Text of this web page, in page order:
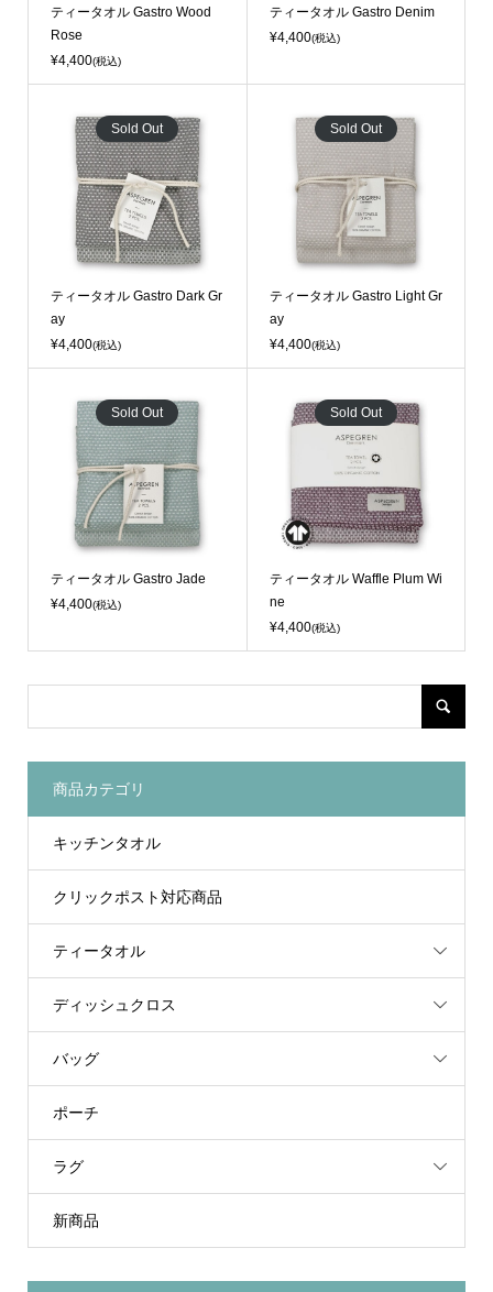
ティータオル Gastro Wood
Rose
¥4,400(税込)
ティータオル Gastro Denim
¥4,400(税込)
Sold Out
ティータオル Gastro Dark Gr
ay
¥4,400(税込)
Sold Out
ティータオル Gastro Light Gr
ay
¥4,400(税込)
Sold Out
ティータオル Gastro Jade
¥4,400(税込)
Sold Out
ティータオル Waffle Plum Wi
ne
¥4,400(税込)
商品カテゴリ
キッチンタオル
クリックポスト対応商品
ティータオル
ディッシュクロス
バッグ
ポーチ
ラグ
新商品